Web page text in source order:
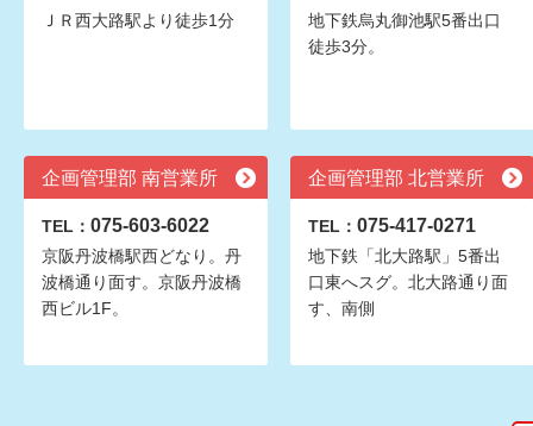
ＪＲ西大路駅より徒歩1分
地下鉄烏丸御池駅5番出口
徒歩3分。
企画管理部 南営業所
TEL： 075-603-6022
京阪丹波橋駅西どなり。丹
波橋通り面す。京阪丹波橋
西ビル1F。
企画管理部 北営業所
TEL： 075-417-0271
地下鉄「北大路駅」5番出
口東へスグ。北大路通り面
す、南側